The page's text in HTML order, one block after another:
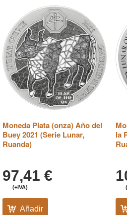
Moneda Plata (onza) Año del
Buey 2021 (Serie Lunar,
Ruanda)
97,41 €
(+IVA)
Añadir
la